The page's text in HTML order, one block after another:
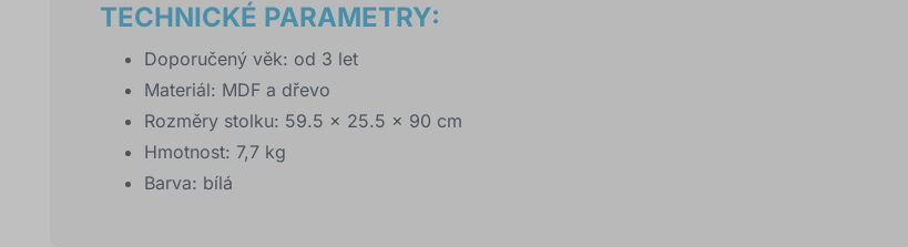
TECHNICKÉ PARAMETRY:
Doporučený věk: od 3 let
Materiál: MDF a dřevo
Rozměry stolku: 59.5 × 25.5 × 90 cm
Hmotnost: 7,7 kg
Barva: bílá